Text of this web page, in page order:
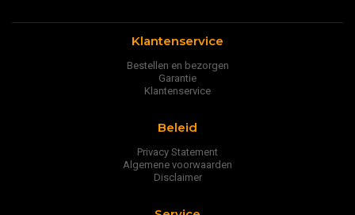
Klantenservice
Bestellen en bezorgen
Garantie
Klantenservice
Beleid
Privacy Statement
Algemene voorwaarden
Disclaimer